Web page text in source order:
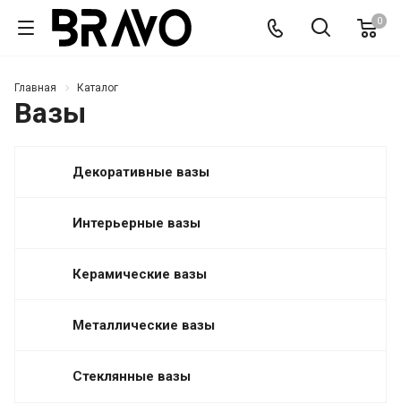
0
Главная Каталог
Вазы
Декоративные вазы
Интерьерные вазы
Керамические вазы
Металлические вазы
Стеклянные вазы